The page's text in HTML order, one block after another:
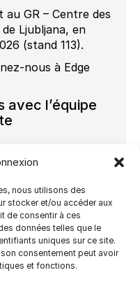
nous utilisons des
stocker et/ou accéder aux
de consentir à ces
données telles que le
uniques sur ce site.
consentement peut avoir
et fonctions.
GR – Centre des
Ljubljana, en
(stand 113).
nous à Edge
avec l’équipe
a time.